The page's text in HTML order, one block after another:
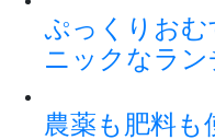
ぷっくりお
ニックなラ
農薬も肥料も